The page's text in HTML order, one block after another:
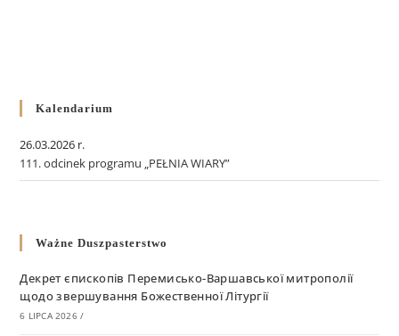
Kalendarium
26.03.2026 r.
111. odcinek programu „PEŁNIA WIARY”
Ważne Duszpasterstwo
Декрет єпископів Перемисько-Варшавської митрополії
щодо звершування Божественної Літургії
6 LIPCA 2026 /